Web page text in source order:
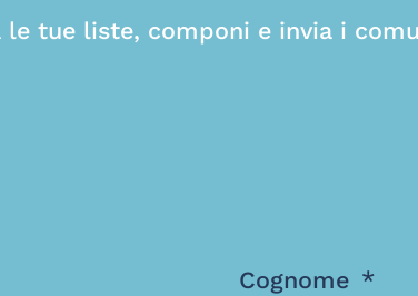
tue liste, componi e invia i
Cognome